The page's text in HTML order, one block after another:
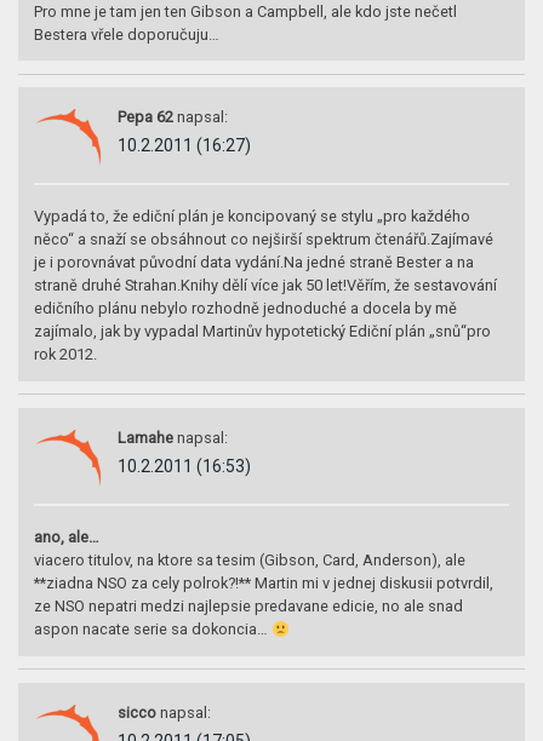
Pro mne je tam jen ten Gibson a Campbell, ale kdo jste nečetl
Bestera vřele doporučuju…
Pepa 62 napsal:
10.2.2011 (16:27)
Vypadá to, že ediční plán je koncipovaný se stylu „pro každého
něco“ a snaží se obsáhnout co nejširší spektrum čtenářů.Zajímavé
je i porovnávat původní data vydání.Na jedné straně Bester a na
straně druhé Strahan.Knihy dělí více jak 50 let!Věřím, že sestavování
edičního plánu nebylo rozhodně jednoduché a docela by mě
zajímalo, jak by vypadal Martinův hypotetický Ediční plán „snů“pro
rok 2012.
Lamahe napsal:
10.2.2011 (16:53)
ano, ale…
viacero titulov, na ktore sa tesim (Gibson, Card, Anderson), ale
**ziadna NSO za cely polrok?!** Martin mi v jednej diskusii potvrdil,
ze NSO nepatri medzi najlepsie predavane edicie, no ale snad
aspon nacate serie sa dokoncia…
sicco napsal: